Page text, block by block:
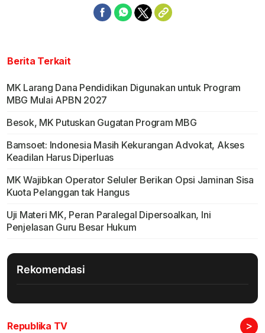
Berita Terkait
MK Larang Dana Pendidikan Digunakan untuk Program
MBG Mulai APBN 2027
Besok, MK Putuskan Gugatan Program MBG
Bamsoet: Indonesia Masih Kekurangan Advokat, Akses
Keadilan Harus Diperluas
MK Wajibkan Operator Seluler Berikan Opsi Jaminan Sisa
Kuota Pelanggan tak Hangus
Uji Materi MK, Peran Paralegal Dipersoalkan, Ini
Penjelasan Guru Besar Hukum
Rekomendasi
Republika TV >